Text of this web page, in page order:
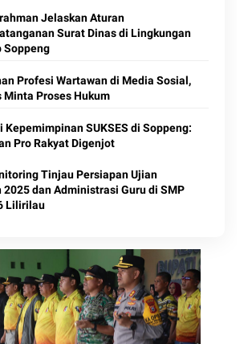
Jelaskan Aturan
Surat Dinas di Lingkungan
Soppeng
Profesi Wartawan di Media Sosial,
Minta Proses Hukum
Kepemimpinan SUKSES di Soppeng:
Pro Rakyat Digenjot
Tinjau Persiapan Ujian
2025 dan Administrasi Guru di SMP
Lilirilau